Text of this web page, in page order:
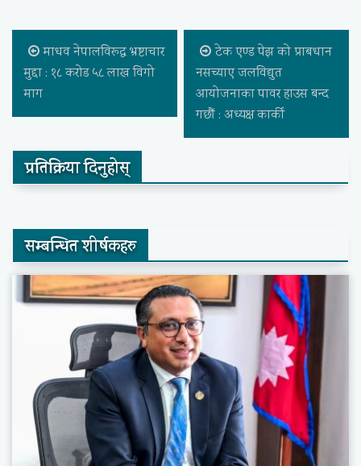
माधव नेपालविरूद्ध भ्रष्टाचार
मुद्दा : १८ करोड ५८ लाख विगो
माग
टेक एण्ड पेझ को प्राबधान
नसच्याए जलविद्युत
आयोजनाका पावर हाउस बन्द
गछौं : अध्यक्ष कार्की
प्रतिक्रिया दिनुहोस्
सम्बन्धित शीर्षकहरु